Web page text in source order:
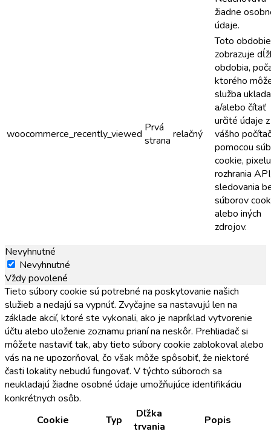
žiadne
údaje.
woocommerce_recently_viewed Prvá
strana relačný
Toto obdobie
zobrazuje
obdobia,
ktorého
služba
a/alebo čítať
určité údaje z
vášho
pomocou
cookie,
rozhrania
sledovania
súborov
alebo iných
zdrojov.
Nevyhnutné
Nevyhnutné
Vždy povolené
Tieto súbory cookie sú potrebné na poskytovanie našich
služieb a nedajú sa vypnúť. Zvyčajne sa nastavujú len na
základe akcií, ktoré ste vykonali, ako je napríklad vytvorenie
účtu alebo uloženie zoznamu prianí na neskôr. Prehliadač si
môžete nastaviť tak, aby tieto súbory cookie zablokoval alebo
vás na ne upozorňoval, čo však môže spôsobiť, že niektoré
časti lokality nebudú fungovať. V týchto súboroch sa
neukladajú žiadne osobné údaje umožňujúce identifikáciu
konkrétnych osôb.
Cookie
Typ
Dľžka
trvania
Popis